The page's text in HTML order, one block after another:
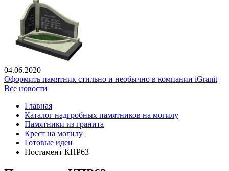
04.06.2020
Оформить памятник стильно и необычно в компании iGranit
Все новости
Главная
Каталог надгробных памятников на могилу
Памятники из гранита
Крест на могилу
Готовые идеи
Постамент КПР63